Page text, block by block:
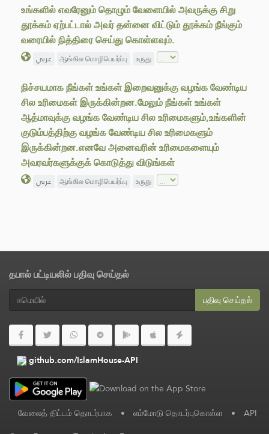
உங்களில் எவரேனும் தொழும் வேளையில் அவருக்கு சிறு
தூக்கம் ஏற்பட்டால் அவர் தன்னை விட்டும் தூக்கம் நீங்கும்
வரையில் நித்திரை செய்து கொள்ளவும்.
عربي ஆங்கில மொழிபெயர்ப்பு உருது
நிச்சயமாக நீங்கள் உங்கள் இறைவனுக்கு வழங்க வேண்டிய
சில உரிமைகள் இருக்கின்றன.மேலும் நீங்கள் உங்கள்
ஆத்மாவுக்கு வழங்க வேண்டிய சில உரிமைகளும்,உங்களின்
குடும்பத்திற்கு வழங்க வேண்டிய சில உரிமைகளும்
இருக்கின்றன.எனவே அனைவரின் உரிமைகளையும்
அவரவர்களுக்குக் கொடுத்து விடுங்கள்
عربي ஆங்கில மொழிபெயர்ப்பு உருது
தபால் பட்டியலில் பதிவு செய்தல்
பதிவு செய்தல்
github.com/IslamHouse-API
வேலைத் திட்டம் தொடர்பாக • எம்மோடு தொடர்புகொள்ள • API